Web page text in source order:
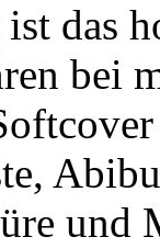
das
bei
und